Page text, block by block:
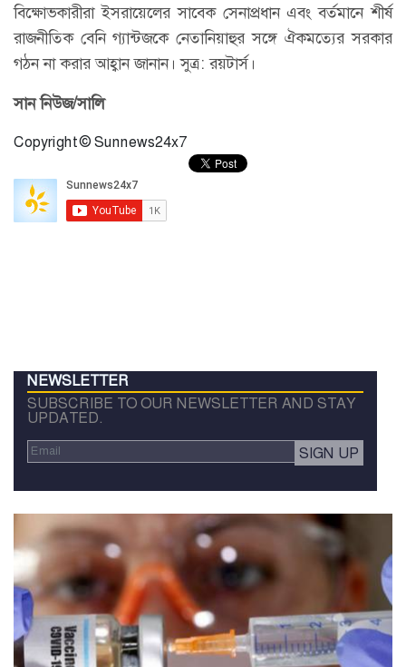
বিক্ষোভকারীরা ইসরায়েলের সাবেক সেনাপ্রধান এবং বর্তমানে শীর্ষ
রাজনীতিক বেনি গ্যান্টজকে নেতানিয়াহুর সঙ্গে ঐকমত্যের সরকার
গঠন না করার আহ্বান জানান। সুত্র: রয়টার্স।
সান নিউজ/সালি
Copyright © Sunnews24x7
NEWSLETTER
SUBSCRIBE TO OUR NEWSLETTER AND STAY
UPDATED.